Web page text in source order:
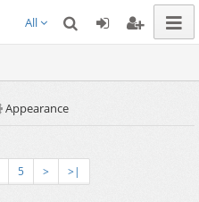
All
Appearance
5 > >|